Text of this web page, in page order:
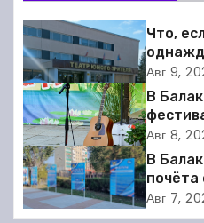
г
а
ц
и
я
п
Что,
Авг 9,
В
Авг 8,
В
почёта
Авг 7,